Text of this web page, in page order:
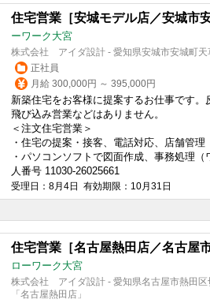
住宅営業［安城モデル店／安城市安
ーワーク大宮
株式会社 アイダ設計 - 愛知県安城市安城町天
正社員
月給 300,000円 ～ 395,000円
新築住宅をお客様に提案するお仕事です。
飛び込み営業などはありません。
＜注文住宅営業＞
・住宅の提案・ 接客 、電話対応、店舗管理
・パソコンソフトで図面作成、事務処理
人番号 11030-26025661
受理日：8月4日 有効期限：10月31日
住宅営業［名古屋熱田店／名古屋
ローワーク大宮
株式会社 アイダ設計 - 愛知県名古屋市熱田区
「名古屋熱田店」